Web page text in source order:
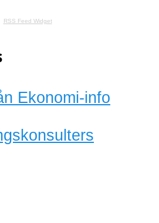
RSS Feed Widget
Ekonomi-info